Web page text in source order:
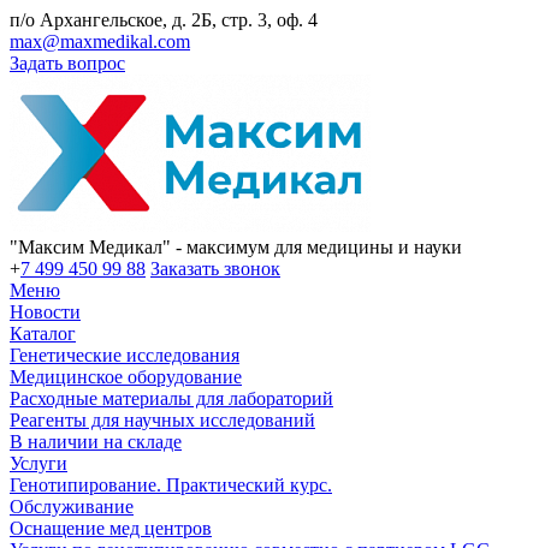
п/о Архангельское, д. 2Б, стр. 3, оф. 4
max@maxmedikal.com
Задать вопрос
"Максим Медикал" - максимум для медицины и науки
+7 499 450 99 88 Заказать звонок
Меню
Новости
Каталог
Генетические исследования
Медицинское оборудование
Расходные материалы для лабораторий
Реагенты для научных исследований
В наличии на складе
Услуги
Генотипирование. Практический курс.
Обслуживание
Оснащение мед центров